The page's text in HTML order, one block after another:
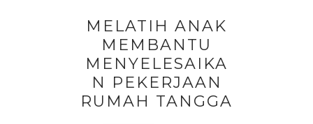
MELATIH ANAK
MEMBANTU
MENYELESAIKA
N PEKERJAAN
RUMAH TANGGA